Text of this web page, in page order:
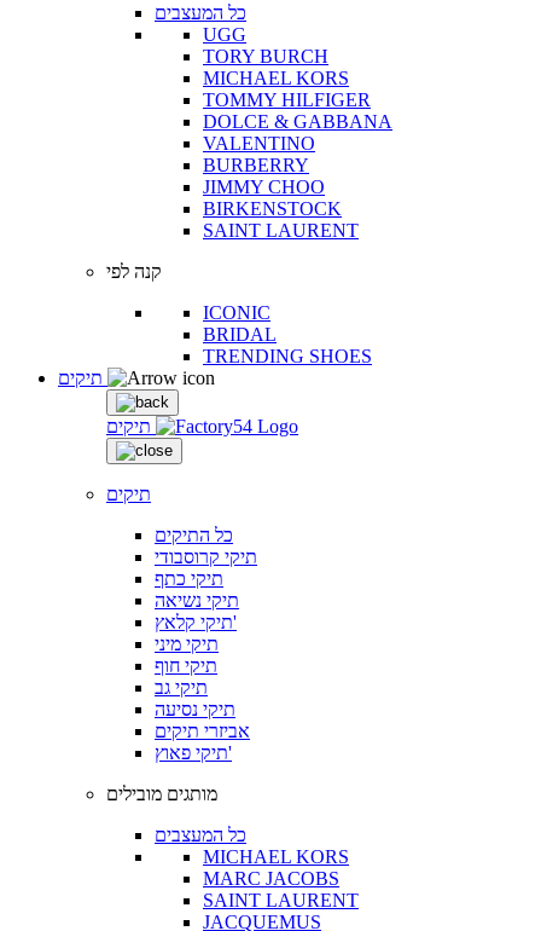
כל המעצבים
UGG
TORY BURCH
MICHAEL KORS
TOMMY HILFIGER
DOLCE & GABBANA
VALENTINO
BURBERRY
JIMMY CHOO
BIRKENSTOCK
SAINT LAURENT
קנה לפי
ICONIC
BRIDAL
TRENDING SHOES
תיקים
תיקים
כל התיקים
תיקי קרוסבודי
תיקי כתף
תיקי נשיאה
תיקי קלאץ'
תיקי מיני
תיקי חוף
תיקי גב
תיקי נסיעה
אביזרי תיקים
תיקי פאוץ'
מותגים מובילים
כל המעצבים
MICHAEL KORS
MARC JACOBS
SAINT LAURENT
JACQUEMUS